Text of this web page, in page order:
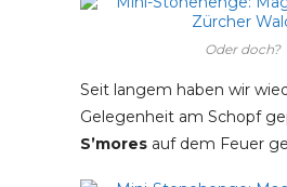
Oder doch?
Seit langem haben wir
Gelegenheit am Schopf
S’mores auf dem Feuer